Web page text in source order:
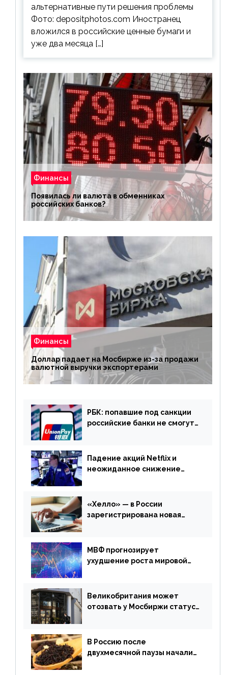
альтернативные пути решения проблемы
Фото: depositphotos.com Иностранец
вложился в российские ценные бумаги и
уже два месяца […]
Финансы
Появилась ли валюта в обменниках
российских банков?
Финансы
Доллар падает на Мосбирже из-за продажи
валютной выручки экспортерами
РБК: попавшие под санкции
российские банки не смогут
Падение акций Netflix и
неожиданное снижение
апреля
«Хелло» — в России
зарегистрирована новая
МВФ прогнозирует
ухудшение роста мировой
апреля
Великобритания может
отозвать у Мосбиржи статус
В Россию после
двухмесячной паузы начали